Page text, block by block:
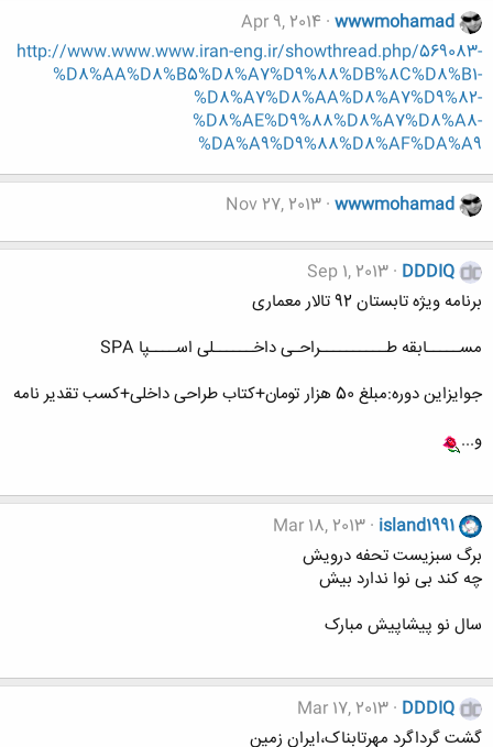
wwwmohamad
Apr 9, 2014
http://www.www.www.iran-eng.ir/showthread.php/569083-
%D8%AA%D8%B5%D8%A7%D9%88%DB%8C%D8%B1-
%D8%A7%D8%AA%D8%A7%D9%82-
%D8%AE%D9%88%D8%A7%D8%A8-
%DA%A9%D9%88%D8%AF%DA%A9
wwwmohamad
Nov 27, 2013
DDDIQ
Sep 1, 2013
برنامه ویژه تابستان 92 تالار معماری
مســـــابقه طــــــــــراحـی داخــــــلی اســــپا SPA
جوایزاین دوره:مبلغ 50 هزار تومان+کتاب طراحی داخلی+کسب تقدیر نامه
و...
island1991
Mar 18, 2013
برگ سبزیست تحفه درویش
چه کند بی نوا ندارد بیش
سال نو پیشاپیش مبارک
DDDIQ
Mar 17, 2013
گشت گرداگرد مهرتابناک،ایران زمین